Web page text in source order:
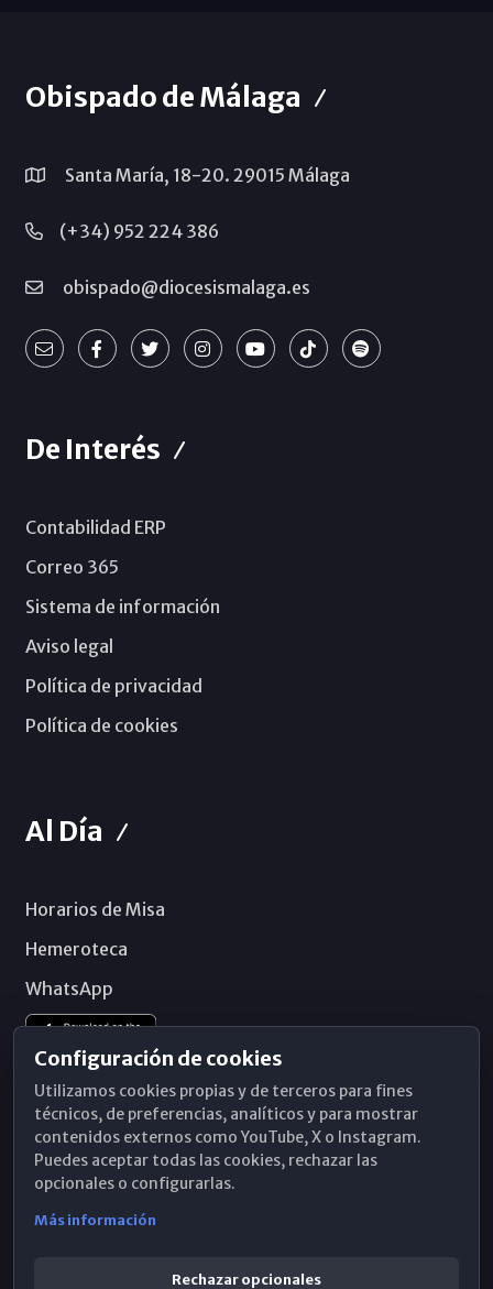
Obispado de Málaga
Santa María, 18-20. 29015 Málaga
(+34) 952 224 386
obispado@diocesismalaga.es
De Interés
Contabilidad ERP
Correo 365
Sistema de información
Aviso legal
Política de privacidad
Política de cookies
Al Día
Horarios de Misa
Hemeroteca
WhatsApp
Configuración de cookies
Utilizamos cookies propias y de terceros para fines
técnicos, de preferencias, analíticos y para mostrar
contenidos externos como YouTube, X o Instagram.
Puedes aceptar todas las cookies, rechazar las
opcionales o configurarlas.
Más información
Rechazar opcionales